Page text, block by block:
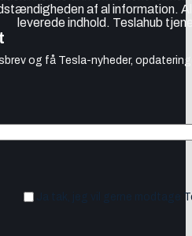
af al information.
leverede indhold. Teslahub
og få Tesla-nyheder,
Ja tak, jeg vil gerne modtage